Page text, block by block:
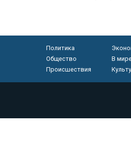
Политика
Общество
В
Происшествия
Федеральной службе по